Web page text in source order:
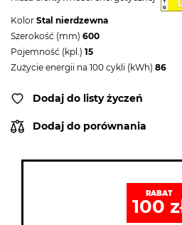
Kolor Stal nierdzewna
Szerokość (mm) 600
Pojemność (kpl.) 15
Zużycie energii na 100 cykli (kWh) 86
Dodaj do listy życzeń
Dodaj do porównania
RABAT
100